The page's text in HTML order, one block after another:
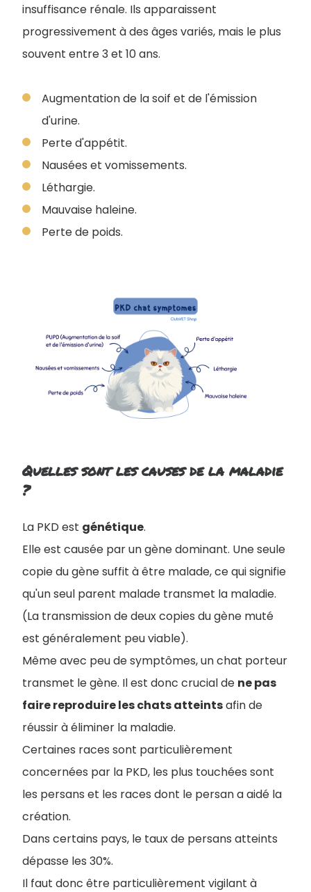
insuffisance rénale. Ils apparaissent
progressivement à des âges variés, mais le plus
souvent entre 3 et 10 ans.
Augmentation de la soif et de l'émission
d'urine.
Perte d'appétit.
Nausées et vomissements.
Léthargie.
Mauvaise haleine.
Perte de poids.
Quelles sont les causes de la maladie
?
La PKD est génétique.
Elle est causée par un gène dominant. Une seule
copie du gène suffit à être malade, ce qui signifie
qu'un seul parent malade transmet la maladie.
(La transmission de deux copies du gène muté
est généralement peu viable).
Même avec peu de symptômes, un chat porteur
transmet le gène. Il est donc crucial de ne pas
faire reproduire les chats atteintsafin de
réussir à éliminer la maladie.
Certaines races sont particulièrement
concernées par la PKD, les plus touchées sont
les persans et les races dont le persan a aidé la
création.
Dans certains pays, le taux de persans atteints
dépasse les 30%.
Il faut donc être particulièrement vigilant à